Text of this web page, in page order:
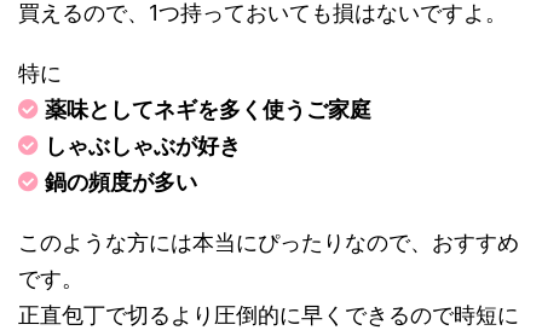
買えるので、1つ持っておいても損はないですよ。
特に
薬味としてネギを多く使うご家庭
しゃぶしゃぶが好き
鍋の頻度が多い
このような方には本当にぴったりなので、おすすめ
です。
正直包丁で切るより圧倒的に早くできるので時短に